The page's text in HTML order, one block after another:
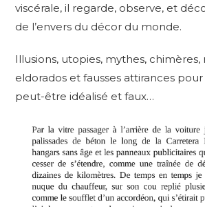
viscérale, il regarde, observe, et
de l’envers du décor du monde.
Illusions, utopies, mythes, chimères,
eldorados et fausses attirances
peut-être idéalisé et faux…